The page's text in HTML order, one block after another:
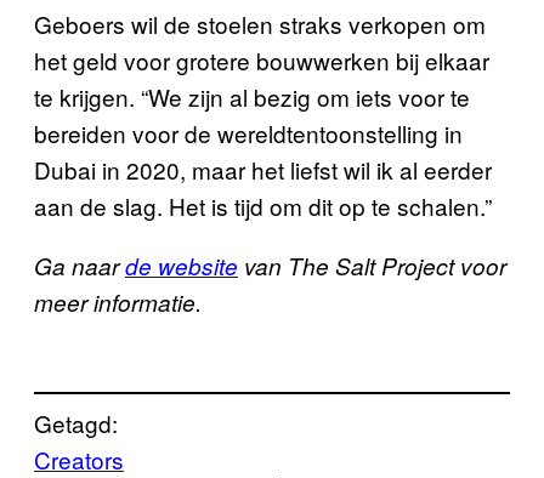
Geboers wil de stoelen straks verkopen om
het geld voor grotere bouwwerken bij elkaar
te krijgen. “We zijn al bezig om iets voor te
bereiden voor de wereldtentoonstelling in
Dubai in 2020, maar het liefst wil ik al eerder
aan de slag. Het is tijd om dit op te schalen.”
Ga naarde website van The Salt Project voor
meer informatie.
Getagd:
Creators